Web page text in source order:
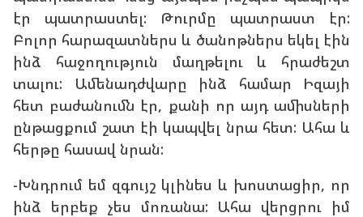
էր պատրաստել: Թուրմը պատրաստ էր:
Բոլոր հարազատներս և ծանոթներս եկել էին
ինձ հաջողություն մաղթելու և հրաժեշտ
տալու: Ամենադժվարը ինձ համար Իզայի
հետ բաժանումն էր, քանի որ այդ ամիսների
ընթացքում շատ էի կապվել նրա հետ: Ահա և
հերթը հասավ նրան:
-Խնդրում եմ զգույշ կլինես և խոստացիր, որ
ինձ երբեք չես մոռանա: Ահա վերցրու իմ